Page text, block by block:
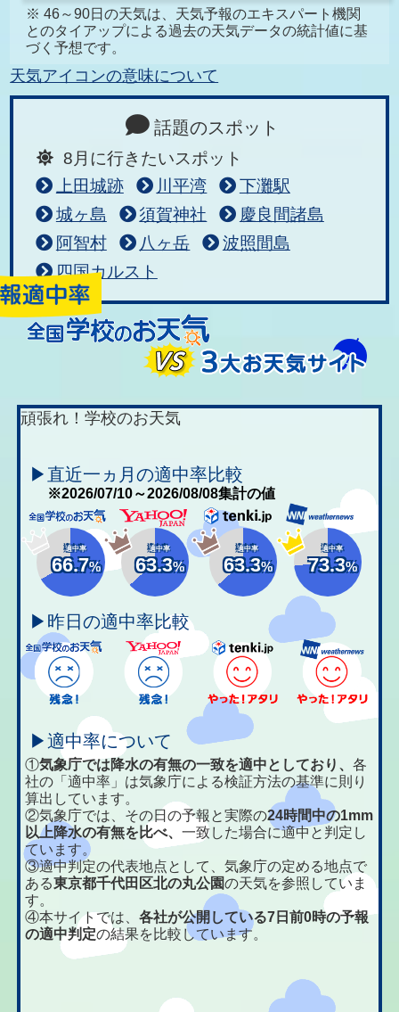
※ 46～90日の天気は、天気予報のエキスパート機関
とのタイアップによる過去の天気データの統計値に基
づく予想です。
天気アイコンの意味について
話題のスポット
8月に行きたいスポット
上田城跡
川平湾
下灘駅
城ヶ島
須賀神社
慶良間諸島
阿智村
八ヶ岳
波照間島
四国カルスト
頑張れ！学校のお天気
▶直近一ヵ月の適中率比較
※2026/07/10～2026/08/08集計の値
適中率
66.7%
適中率
63.3%
適中率
63.3%
適中率
73.3%
▶昨日の適中率比較
▶適中率について
①気象庁では降水の有無の一致を適中としており、各
社の「適中率」は気象庁による検証方法の基準に則り
算出しています。
②気象庁では、その日の予報と実際の24時間中の1mm
以上降水の有無を比べ、一致した場合に適中と判定し
ています。
③適中判定の代表地点として、気象庁の定める地点で
ある東京都千代田区北の丸公園の天気を参照していま
す。
④本サイトでは、各社が公開している7日前0時の予報
の適中判定の結果を比較しています。